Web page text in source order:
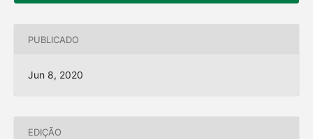
PUBLICADO
Jun 8, 2020
EDIÇÃO